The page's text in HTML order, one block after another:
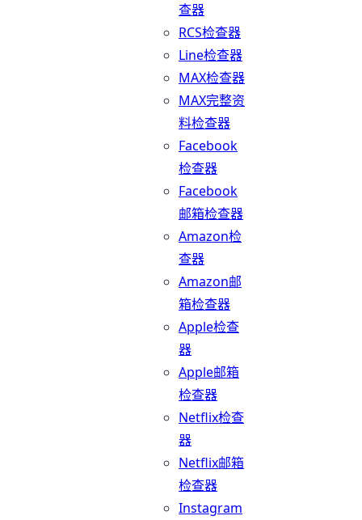
查器
RCS检查器
Line检查器
MAX检查器
MAX完整资
料检查器
Facebook
检查器
Facebook
邮箱检查器
Amazon检
查器
Amazon邮
箱检查器
Apple检查
器
Apple邮箱
检查器
Netflix检查
器
Netflix邮箱
检查器
Instagram